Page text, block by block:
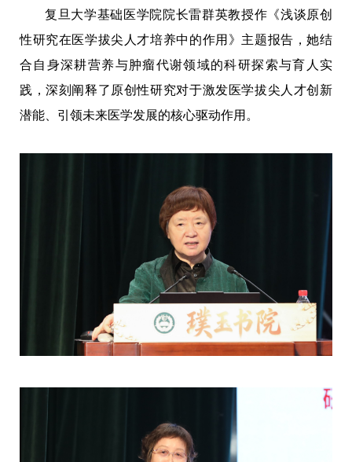
复旦大学基础医学院院长雷群英教授作《浅谈原创
性研究在医学拔尖人才培养中的作用》主题报告，她结
合自身深耕营养与肿瘤代谢领域的科研探索与育人实
践，深刻阐释了原创性研究对于激发医学拔尖人才创新
潜能、引领未来医学发展的核心驱动作用。